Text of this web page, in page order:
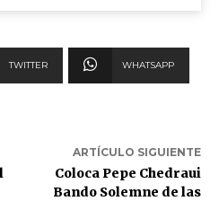
TWITTER WHATSAPP
ARTÍCULO SIGUIENTE
Coloca Pepe Chedraui
Bando Solemne de las